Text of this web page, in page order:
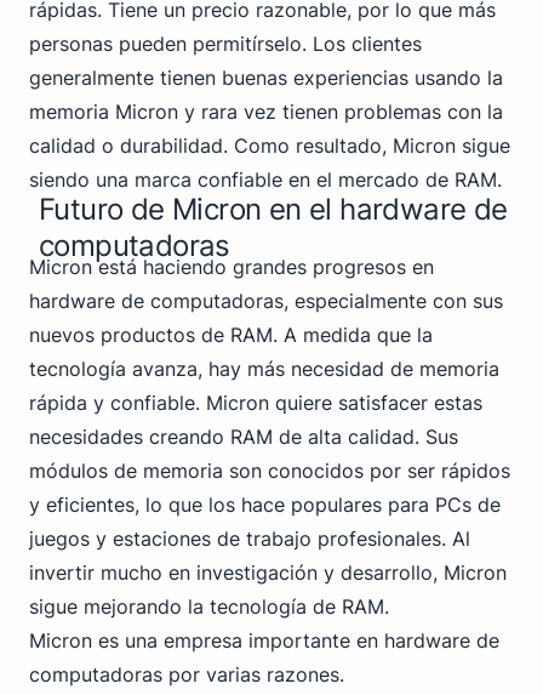
rápidas. Tiene un precio razonable, por lo que más
personas pueden permitírselo. Los clientes
generalmente tienen buenas experiencias usando la
memoria Micron y rara vez tienen problemas con la
calidad o durabilidad. Como resultado, Micron sigue
siendo una marca confiable en el mercado de RAM.
Futuro de Micron en el hardware de
computadoras
Micron está haciendo grandes progresos en
hardware de computadoras, especialmente con sus
nuevos productos de RAM. A medida que la
tecnología avanza, hay más necesidad de memoria
rápida y confiable. Micron quiere satisfacer estas
necesidades creando RAM de alta calidad. Sus
módulos de memoria son conocidos por ser rápidos
y eficientes, lo que los hace populares para PCs de
juegos y estaciones de trabajo profesionales. Al
invertir mucho en investigación y desarrollo, Micron
sigue mejorando la tecnología de RAM.
Micron es una empresa importante en hardware de
computadoras por varias razones.